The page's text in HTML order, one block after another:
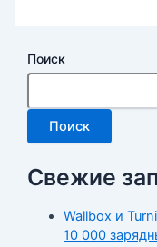
Поиск
Поиск
Свежие
Wallbox и
10 000